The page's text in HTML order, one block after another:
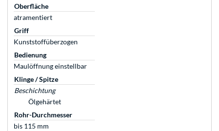
Oberfläche
atramentiert
Griff
Kunststoffüberzogen
Bedienung
Maulöffnung einstellbar
Klinge / Spitze
Beschichtung
Ölgehärtet
Rohr-Durchmesser
bis 115 mm